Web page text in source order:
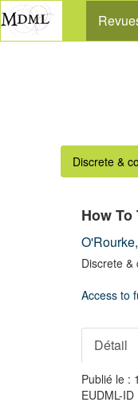
Discrete &
How To
Discrete &
Access to
Détail
Publié le :
EUDML-